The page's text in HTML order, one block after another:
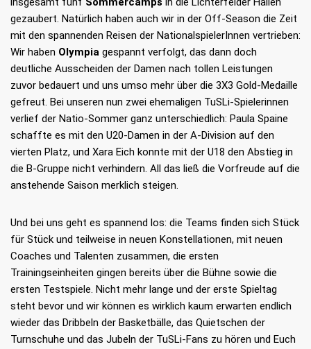
gezaubert. Natürlich haben auch wir in der Off-Season die Zeit
mit den spannenden Reisen der NationalspielerInnen vertrieben:
Wir haben Olympia gespannt verfolgt, das dann doch
deutliche Ausscheiden der Damen nach tollen Leistungen
zuvor bedauert und uns umso mehr über die 3X3 Gold-Medaille
gefreut. Bei unseren nun zwei ehemaligen TuSLi-Spielerinnen
verlief der Natio-Sommer ganz unterschiedlich: Paula Spaine
schaffte es mit den U20-Damen in der A-Division auf den
vierten Platz, und Xara Eich konnte mit der U18 den Abstieg in
die B-Gruppe nicht verhindern. All das ließ die Vorfreude auf die
anstehende Saison merklich steigen.
Und bei uns geht es spannend los: die Teams finden sich Stück
für Stück und teilweise in neuen Konstellationen, mit neuen
Coaches und Talenten zusammen, die ersten
Trainingseinheiten gingen bereits über die Bühne sowie die
ersten Testspiele. Nicht mehr lange und der erste Spieltag
steht bevor und wir können es wirklich kaum erwarten endlich
wieder das Dribbeln der Basketbälle, das Quietschen der
Turnschuhe und das Jubeln der TuSLi-Fans zu hören und Euch